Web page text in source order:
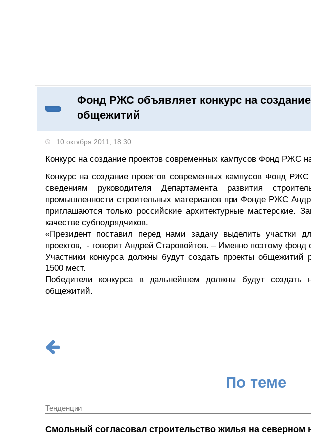
Поиск
Фонд РЖС объявляет конкурс на создание
общежитий
10 октября 2011, 18:30
Конкурс на создание проектов современных кампусов Фонд РЖС
Конкурс на создание проектов современных кампусов Фонд
сведениям руководителя Департамента развития
промышленности строительных материалов при Фонде РЖС
приглашаются только российские архитектурные мастерские.
качестве субподрядчиков.
«Президент поставил перед нами задачу выделить
проектов, - говорит Андрей Старовойтов. – Именно поэтому фонд
Участники конкурса должны будут создать проекты общежитий
1500 мест.
Победители конкурса в дальнейшем должны будут создать
общежитий.
По теме
Тенденции
Смольный согласовал строительство жилья на северном